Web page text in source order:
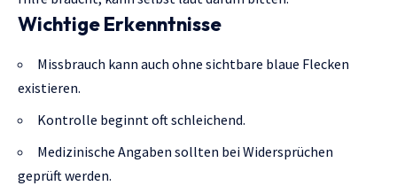
Wichtige Erkenntnisse
Missbrauch kann auch ohne sichtbare blaue Flecken
existieren.
Kontrolle beginnt oft schleichend.
Medizinische Angaben sollten bei Widersprüchen
geprüft werden.